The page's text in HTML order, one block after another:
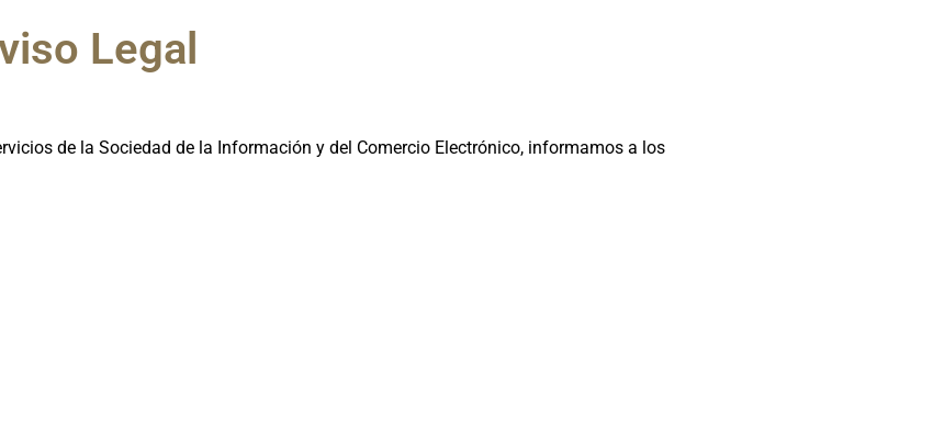
Legal
de la Sociedad de la Información y del Comercio Electrónico, informamos a los